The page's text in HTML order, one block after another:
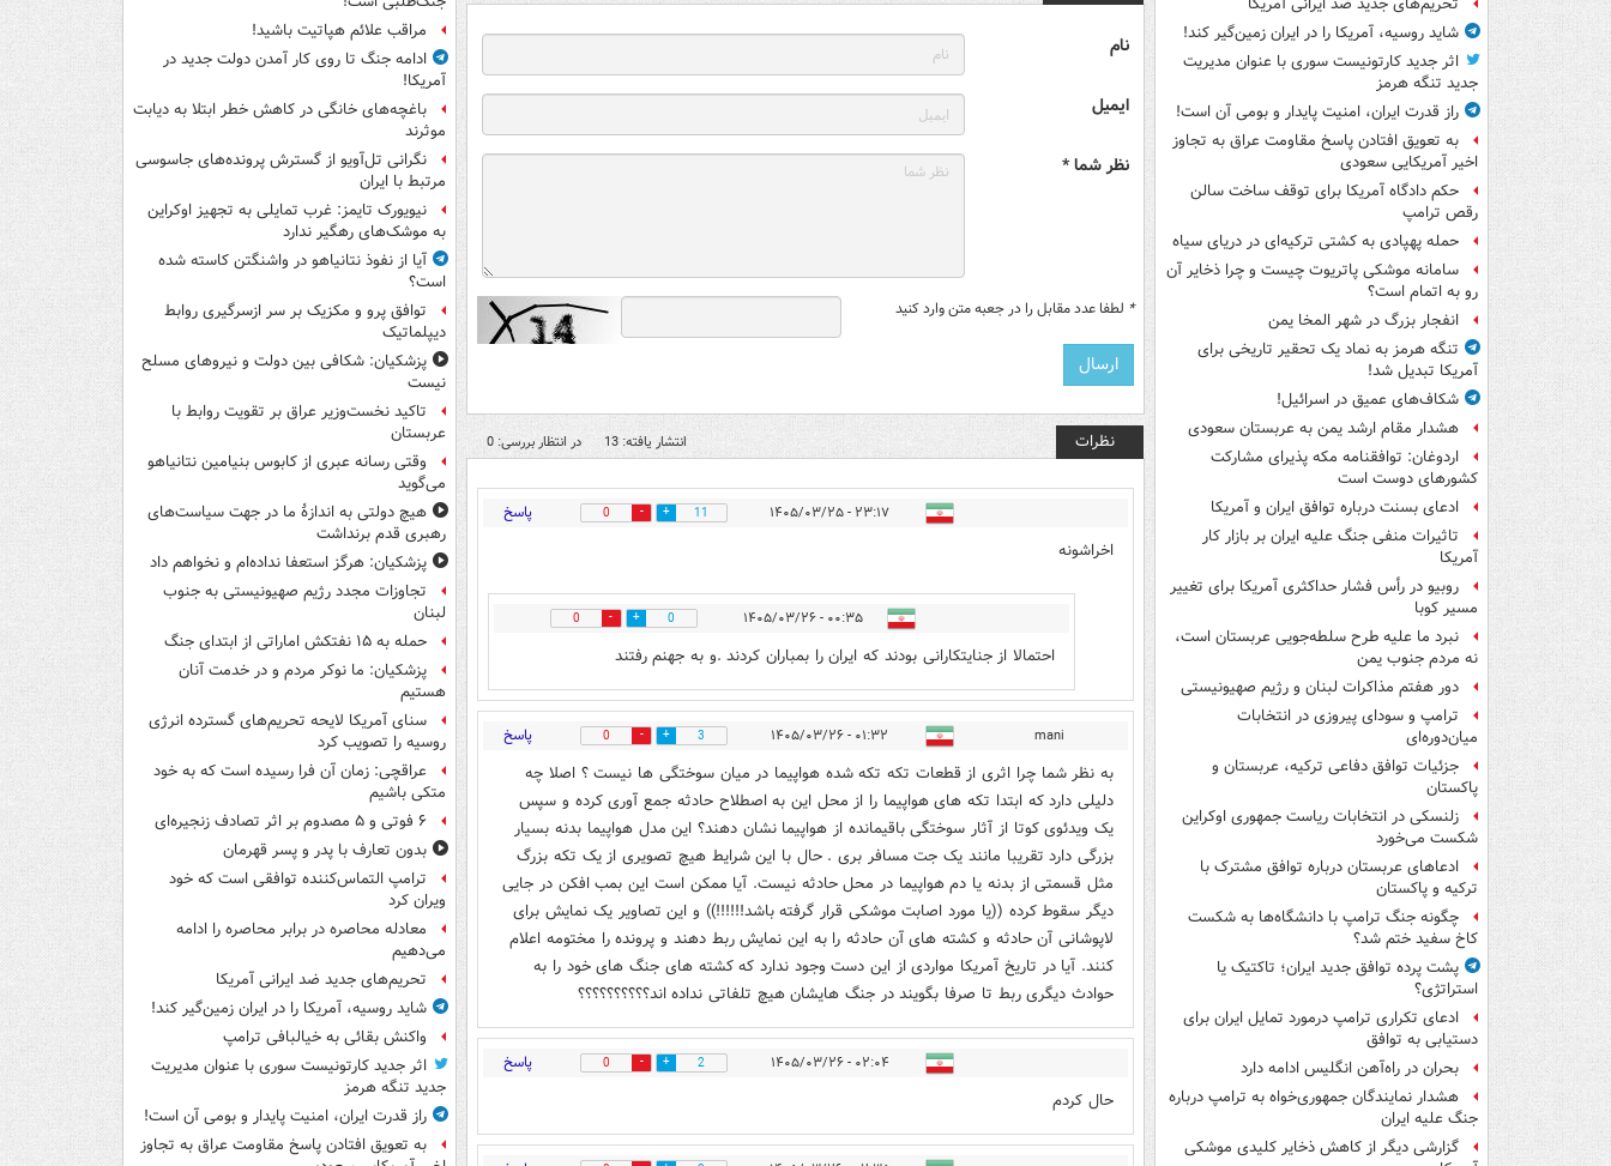
تحریم‌های جدید ضد ایرانی آمریکا
شاید روسیه، آمریکا را در ایران زمین‌گیر کند!
اثر جدید کارتونیست سوری با عنوان مدیریت
جدید تنگه هرمز
راز قدرت ایران، امنیت پایدار و بومی آن است!
به تعویق افتادن پاسخ مقاومت عراق به تجاوز
اخیر آمریکایی سعودی
حکم دادگاه آمریکا برای توقف ساخت سالن
رقص ترامپ
حمله پهپادی به کشتی ترکیه‌ای در دریای سیاه
سامانه موشکی پاتریوت چیست و چرا ذخایر آن
رو به اتمام است؟
انفجار بزرگ در شهر المخا یمن
تنگه هرمز به نماد یک تحقیر تاریخی برای
آمریکا تبدیل شد!
شکاف‌های عمیق در اسرائیل!
هشدار مقام ارشد یمن به عربستان سعودی
اردوغان: توافقنامه مکه پذیرای مشارکت
کشورهای دوست است
ادعای بسنت درباره توافق ایران و آمریکا
تاثیرات منفی جنگ علیه ایران بر بازار کار
آمریکا
روبیو در رأس فشار حداکثری آمریکا برای تغییر
مسیر کوبا
نبرد ما علیه طرح سلطه‌جویی عربستان است،
نه مردم جنوب یمن
دور هفتم مذاکرات لبنان و رژیم صهیونیستی
ترامپ و سودای پیروزی در انتخابات
میان‌دوره‌ای
جزئیات توافق دفاعی ترکیه، عربستان و
پاکستان
زلنسکی در انتخابات ریاست جمهوری اوکراین
شکست می‌خورد
ادعاهای عربستان درباره توافق مشترک با
ترکیه و پاکستان
چگونه جنگ ترامپ با دانشگاه‌ها به شکست
کاخ سفید ختم شد؟
پشت پرده توافق جدید ایران؛ تاکتیک یا
استراتژی؟
ادعای تکراری ترامپ درمورد تمایل ایران برای
دستیابی به توافق
بحران در راه‌آهن انگلیس ادامه دارد
هشدار نمایندگان جمهوری‌خواه به ترامپ درباره
جنگ علیه ایران
گزارشی دیگر از کاهش ذخایر کلیدی موشکی
نام
ایمیل
نظر شما *
* لطفا عدد مقابل را در جعبه متن وارد کنید
نظرات انتشار یافته: 13 در انتظار بررسی: 0
۲۳:۱۷ - ۱۴۰۵/۰۳/۲۵ 11
0 پاسخ
اخراشونه
۰۰:۳۵ - ۱۴۰۵/۰۳/۲۶ 0
0
احتمالا از جنایتکارانی بودند که ایران را بمباران کردند .‌و‌ به جهنم رفتند
mani ۰۱:۳۲ - ۱۴۰۵/۰۳/۲۶ 3
0 پاسخ
به نظر شما چرا اثری از قطعات تکه تکه شده هواپیما در میان سوختگی ها نیست ؟ اصلا چه
دلیلی دارد که ابتدا تکه های هواپیما را از محل این به اصطلاح حادثه جمع آوری کرده و سپس
یک ویدئوی کوتا از آثار سوختگی باقیمانده از هواپیما نشان دهند؟ این مدل هواپیما بدنه بسیار
بزرگی دارد تقریبا مانند یک جت مسافر بری . حال با این شرایط هیچ تصویری از یک تکه بزرگ
مثل قسمتی از بدنه یا دم هواپیما در محل حادثه نیست. آیا ممکن است این بمب افکن در جایی
دیگر سقوط کرده ((یا مورد اصابت موشکی قرار گرفته باشد!!!!!!)) و این تصاویر یک نمایش برای
لاپوشانی آن حادثه و کشته های آن حادثه را به این نمایش ربط دهند و پرونده را مختومه اعلام
کنند. آیا در تاریخ آمریکا مواردی از این دست وجود ندارد که کشته های جنگ های خود را به
حوادث دیگری ربط تا صرفا بگویند در جنگ هایشان هیچ تلفاتی نداده اند؟؟؟؟؟؟؟؟؟؟
۰۲:۰۴ - ۱۴۰۵/۰۳/۲۶ 2
0 پاسخ
حال کردم
مراقب علائم هپاتیت باشید!
ادامه جنگ تا روی کار آمدن دولت جدید در
آمریکا!
باغچه‌های خانگی در کاهش خطر ابتلا به دیابت
موثرند
نگرانی تل‌آویو از گسترش پرونده‌های جاسوسی
مرتبط با ایران
نیویورک تایمز: غرب تمایلی به تجهیز اوکراین
به موشک‌های رهگیر ندارد
آیا از نفوذ نتانیاهو در واشنگتن کاسته شده
است؟
توافق پرو و مکزیک بر سر ازسرگیری روابط
دیپلماتیک
پزشکیان: شکافی بین دولت و نیروهای مسلح
نیست
تاکید نخست‌وزیر عراق بر تقویت روابط با
عربستان
وقتی رسانه عبری از کابوس بنیامین نتانیاهو
می‌گوید
هیچ دولتی به اندازۀ ما در جهت سیاست‌های
رهبری قدم برنداشت
پزشکیان: هرگز استعفا نداده‌ام و نخواهم داد
تجاوزات مجدد رژیم صهیونیستی به جنوب
لبنان
حمله به ۱۵ نفتکش‌ اماراتی از ابتدای جنگ
پزشکیان: ما نوکر مردم و در خدمت آنان
هستیم
سنای آمریکا لایحه تحریم‌های گسترده انرژی
روسیه را تصویب کرد
عراقچی: زمان آن فرا رسیده است که به خود
متکی باشیم
۶ فوتی و ۵ مصدوم بر اثر تصادف زنجیره‌ای
بدون تعارف با پدر و پسر قهرمان
ترامپ التماس‌کننده توافقی است که خود
ویران کرد
معادله محاصره در برابر محاصره را ادامه
می‌دهیم
تحریم‌های جدید ضد ایرانی آمریکا
شاید روسیه، آمریکا را در ایران زمین‌گیر کند!
واکنش بقائی به خیالبافی ترامپ
اثر جدید کارتونیست سوری با عنوان مدیریت
جدید تنگه هرمز
راز قدرت ایران، امنیت پایدار و بومی آن است!
به تعویق افتادن پاسخ مقاومت عراق به تجاوز